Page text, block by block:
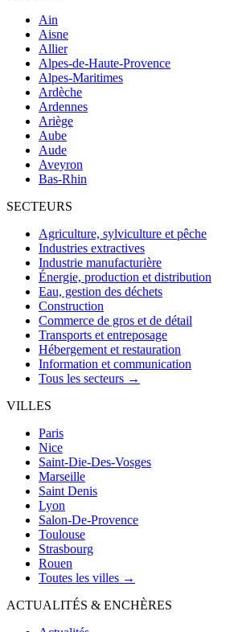
Ain
Aisne
Allier
Alpes-de-Haute-Provence
Alpes-Maritimes
Ardèche
Ardennes
Ariège
Aube
Aude
Aveyron
Bas-Rhin
SECTEURS
Agriculture, sylviculture et pêche
Industries extractives
Industrie manufacturière
Énergie, production et distribution
Eau, gestion des déchets
Construction
Commerce de gros et de détail
Transports et entreposage
Hébergement et restauration
Information et communication
Tous les secteurs →
VILLES
Paris
Nice
Saint-Die-Des-Vosges
Marseille
Saint Denis
Lyon
Salon-De-Provence
Toulouse
Strasbourg
Rouen
Toutes les villes →
ACTUALITÉS & ENCHÈRES